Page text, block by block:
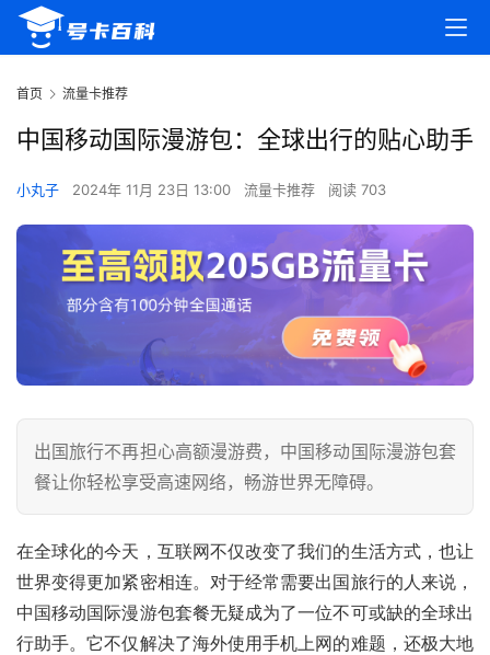
首页 流量卡推荐
中国移动国际漫游包：全球出行的贴心助手
小丸子 2024年 11月 23日 13:00 流量卡推荐 阅读 703
出国旅行不再担心高额漫游费，中国移动国际漫游包套
餐让你轻松享受高速网络，畅游世界无障碍。
在全球化的今天，互联网不仅改变了我们的生活方式，也让
世界变得更加紧密相连。对于经常需要出国旅行的人来说，
中国移动国际漫游包套餐无疑成为了一位不可或缺的全球出
行助手。它不仅解决了海外使用手机上网的难题，还极大地